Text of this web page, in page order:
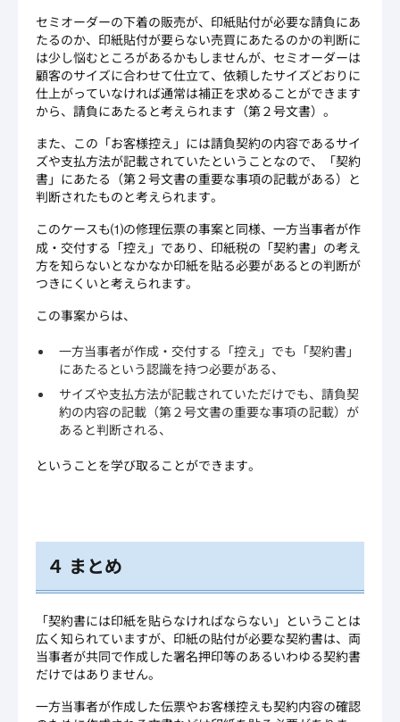
セミオーダーの下着の販売が、印紙貼付が必要な請負にあ
たるのか、印紙貼付が要らない売買にあたるのかの判断に
は少し悩むところがあるかもしませんが、セミオーダーは
顧客のサイズに合わせて仕立て、依頼したサイズどおりに
仕上がっていなければ通常は補正を求めることができます
から、請負にあたると考えられます（第２号文書）。
また、この「お客様控え」には請負契約の内容であるサイ
ズや支払方法が記載されていたということなので、「契約
書」にあたる（第２号文書の重要な事項の記載がある）と
判断されたものと考えられます。
このケースも⑴の修理伝票の事案と同様、一方当事者が作
成・交付する「控え」であり、印紙税の「契約書」の考え
方を知らないとなかなか印紙を貼る必要があるとの判断が
つきにくいと考えられます。
この事案からは、
一方当事者が作成・交付する「控え」でも「契約書」
にあたるという認識を持つ必要がある、
サイズや支払方法が記載されていただけでも、請負契
約の内容の記載（第２号文書の重要な事項の記載）が
あると判断される、
ということを学び取ることができます。
４ まとめ
「契約書には印紙を貼らなければならない」ということは
広く知られていますが、印紙の貼付が必要な契約書は、両
当事者が共同で作成した署名押印等のあるいわゆる契約書
だけではありません。
一方当事者が作成した伝票やお客様控えも契約内容の確認